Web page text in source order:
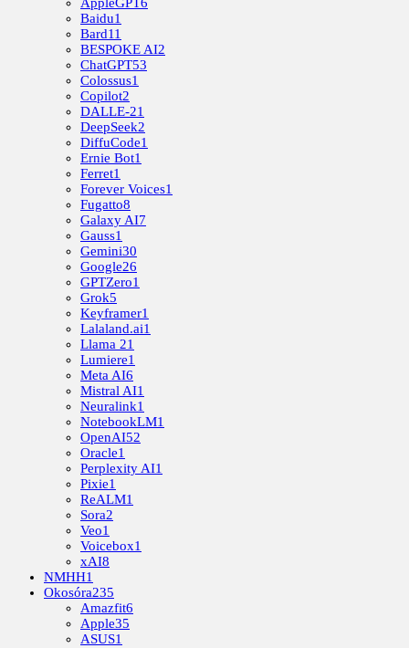
AppleGPT6
Baidu1
Bard11
BESPOKE AI2
ChatGPT53
Colossus1
Copilot2
DALLE-21
DeepSeek2
DiffuCode1
Ernie Bot1
Ferret1
Forever Voices1
Fugatto8
Galaxy AI7
Gauss1
Gemini30
Google26
GPTZero1
Grok5
Keyframer1
Lalaland.ai1
Llama 21
Lumiere1
Meta AI6
Mistral AI1
Neuralink1
NotebookLM1
OpenAI52
Oracle1
Perplexity AI1
Pixie1
ReALM1
Sora2
Veo1
Voicebox1
xAI8
NMHH1
Okosóra235
Amazfit6
Apple35
ASUS1